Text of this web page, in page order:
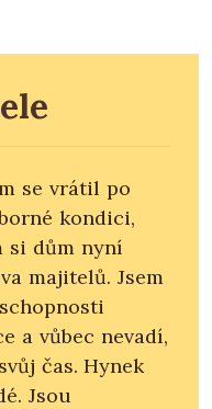
se vrátil po
kondici,
si dům nyní
majitelů. Jsem
a vůbec nevadí,
čas. Hynek
Jsou